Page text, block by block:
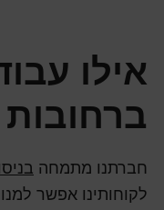
אילו
חברתנו מתמחה
לקוחותינו אפשר